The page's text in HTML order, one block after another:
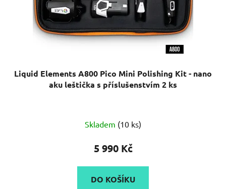
Liquid Elements A800 Pico Mini Polishing Kit - nano
aku leštička s příslušenstvím 2 ks
hodnocení
produktu
5,0
z
Skladem (10 ks)
5 990 Kč
DO KOŠÍKU